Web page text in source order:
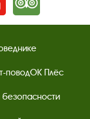
поводОК Плёс